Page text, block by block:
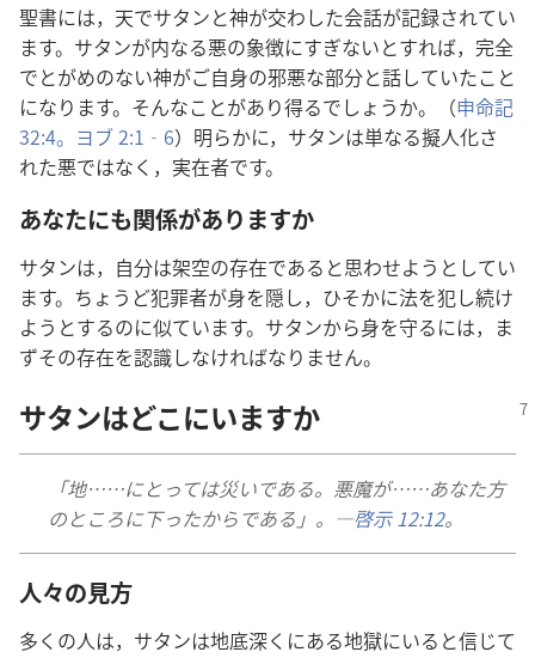
聖書​に​は，天​で​サタン​と​神​が​交わし​た​会話​が​記録​さ​れ​て​い​
ます。サタン​が​内​なる​悪​の​象徴​に​すぎ​ない​と​すれ​ば，完全​
で​とがめ​の​ない​神​が​ご自身​の​邪悪​な​部分​と​話し​て​い​た​こと​
に​なり​ます。そんな​こと​が​あり得る​でしょ​う​か。（申命記
32:4。 ヨブ 2:1‐6）明らか​に，サタン​は​単なる​擬人​化​さ​
れ​た​悪​で​は​なく，実在​者​です。
あなた​に​も​関係​が​あり​ます​か
サタン​は，自分​は​架空​の​存在​で​ある​と​思わ​せ​よう​と​し​て​い​
ます。ちょうど​犯罪​者​が​身​を​隠し，ひそか​に​法​を​犯し​続け​
よう​と​する​の​に​似​て​い​ます。サタン​から​身​を​守る​に​は，ま
ず​その​存在​を​認識​し​なけれ​ば​なり​ませ​ん。
サタン​は​どこ​に​い​ます​か
「地……に​とっ​て​は​災い​で​ある。悪魔​が……あなた方​
の​ところ​に​下っ​た​から​で​ある」。―啓示 12:12。
人々​の​見方
多く​の​人​は，サタン​は​地底​深く​に​ある​地獄​に​いる​と​信じ​て​